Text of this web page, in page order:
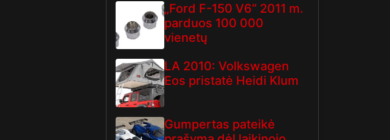
„Ford F-150 V6“ 2011 m.
parduos 100 000
vienetų
LA 2010: Volkswagen
Eos pristatė Heidi Klum
Gumpertas pateikė